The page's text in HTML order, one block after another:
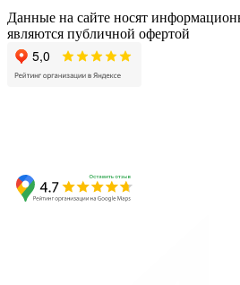
Данные на сайте носят
являются публичной офертой